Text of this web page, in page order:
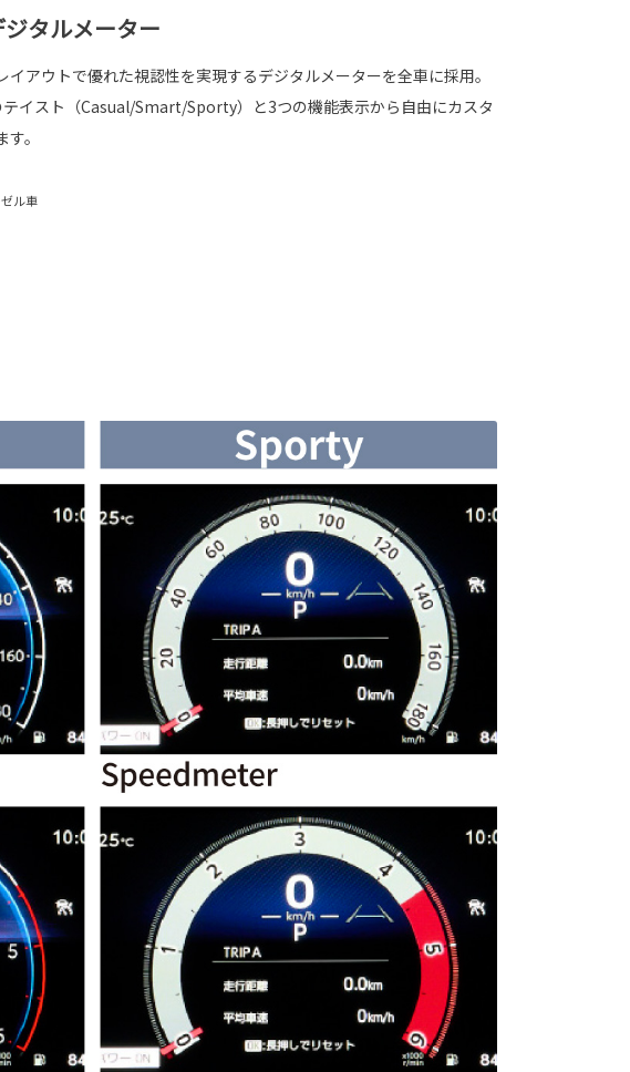
タルメーター
イアウトで優れた視認性を実現するデジタルメーターを全車に採用。
イスト（Casual/Smart/Sporty）と3つの機能表示から自由にカスタ
。
ル車